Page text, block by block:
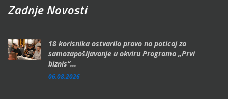
Zadnje Novosti
18 korisnika ostvarilo pravo na poticaj za
samozapošljavanje u okviru Programa „Prvi
biznis“...
06.08.2026